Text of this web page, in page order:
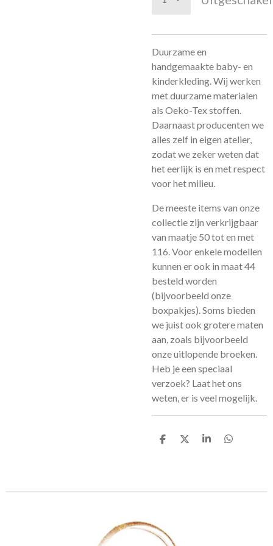
Duurzame en
handgemaakte baby- en
kinderkleding. Wij werken
met duurzame materialen
als Oeko-Tex stoffen.
Daarnaast producenten we
alles zelf in eigen atelier,
zodat we zeker weten dat
het eerlijk is en met respect
voor het milieu.
De meeste items van onze
collectie zijn verkrijgbaar
van maatje 50 tot en met
116. Voor enkele modellen
kunnen er ook in maat 44
besteld worden
(bijvoorbeeld onze
boxpakjes). Soms bieden
we juist ook grotere maten
aan, zoals bijvoorbeeld
onze uitlopende broeken.
Heb je een speciaal
verzoek? Laat het ons
weten, er is veel mogelijk.
D
D
S
D